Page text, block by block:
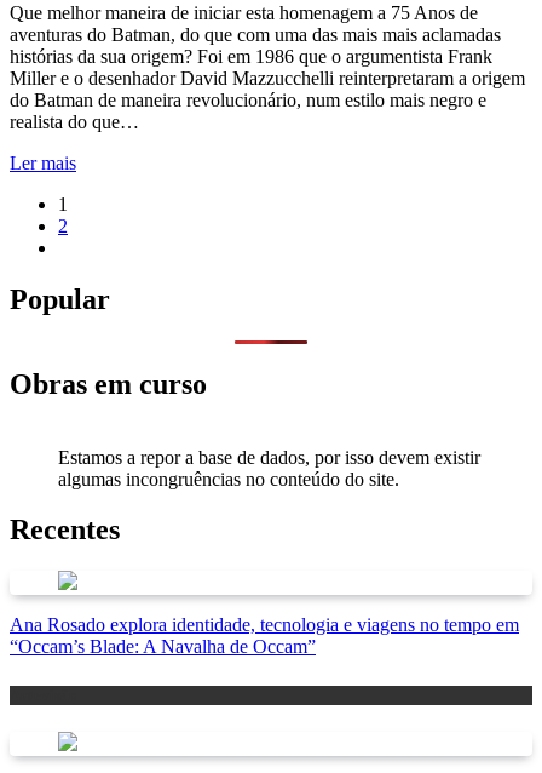
Que melhor maneira de iniciar esta homenagem a 75 Anos de
aventuras do Batman, do que com uma das mais mais aclamadas
histórias da sua origem? Foi em 1986 que o argumentista Frank
Miller e o desenhador David Mazzucchelli reinterpretaram a origem
do Batman de maneira revolucionário, num estilo mais negro e
realista do que…
Ler mais
1
2
Popular
Obras em curso
Estamos a repor a base de dados, por isso devem existir
algumas incongruências no conteúdo do site.
Recentes
Ana Rosado explora identidade, tecnologia e viagens no tempo em
“Occam’s Blade: A Navalha de Occam”